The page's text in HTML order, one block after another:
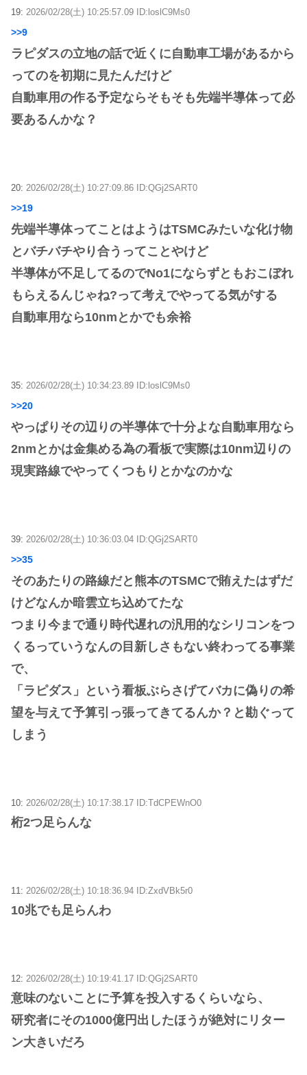
19: 2026/02/28(土) 10:25:57.09 ID:loslC9Ms0
>>9
ラピダスの立地の話で近くに自動車工場があるから
ってのを初期に見たんだけど
自動車用の作る予定ならそもそも先端半導体って必
要あるんかな？
20: 2026/02/28(土) 10:27:09.86 ID:QGj2SART0
>>19
先端半導体ってことはようはTSMCみたいな化け物
とバチバチやり合うってことやけど
半導体が不足してるのでNo1にならずともおこぼれ
もらえるんじゃね?って考えでやってる気がする
自動車用なら10nmとかでも余裕
35: 2026/02/28(土) 10:34:23.89 ID:loslC9Ms0
>>20
やっぱりその辺りの半導体で十分よな自動車用なら
2nmとかは金集める為の看板で実際は10nm辺りの
現実路線でやってくつもりとかなのかな
39: 2026/02/28(土) 10:36:03.04 ID:QGj2SART0
>>35
そのあたりの路線だと熊本のTSMCで賄えたはずだ
けどなんか暗雲立ち込めてたな
つまり今まで通り時代遅れの汎用的なシリコンをつ
くるっていうなんの目新しさもない終わってる事業
で、
「ラピダス」という看板ぶらさげてバカに偽りの希
望を与えて予算引っ張ってきてるんか？と勘ぐって
しまう
10: 2026/02/28(土) 10:17:38.17 ID:TdCPEWnO0
桁2つ足らんな
11: 2026/02/28(土) 10:18:36.94 ID:ZxdVBk5r0
10兆でも足らんわ
12: 2026/02/28(土) 10:19:41.17 ID:QGj2SART0
意味のないことに予算を投入するくらいなら、
研究者にその1000億円出したほうが絶対にリター
ン大きいだろ